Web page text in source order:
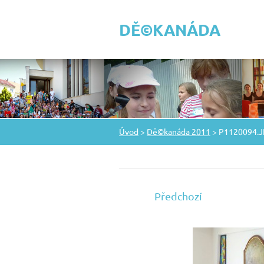
DĚ©KANÁDA
Úvod > Dě©kanáda 2011 >
Předchozí